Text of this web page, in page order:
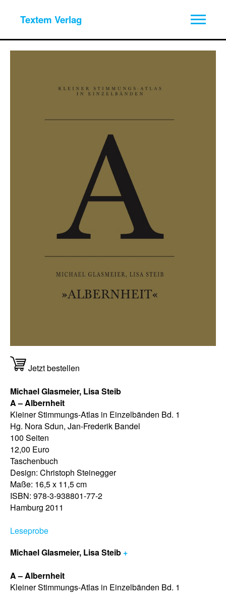
Textem Verlag
Michael Glasmeier, Lisa Steib +
A – Albernheit
Kleiner Stimmungs-Atlas in Einzelbänden Bd. 1
Jetzt bestellen
Michael Glasmeier, Lisa Steib
A – Albernheit
Kleiner Stimmungs-Atlas in Einzelbänden Bd. 1
Hg. Nora Sdun, Jan-Frederik Bandel
100 Seiten
12,00 Euro
Taschenbuch
Design: Christoph Steinegger
Maße: 16,5 x 11,5 cm
ISBN: 978-3-938801-77-2
Hamburg 2011
Leseprobe